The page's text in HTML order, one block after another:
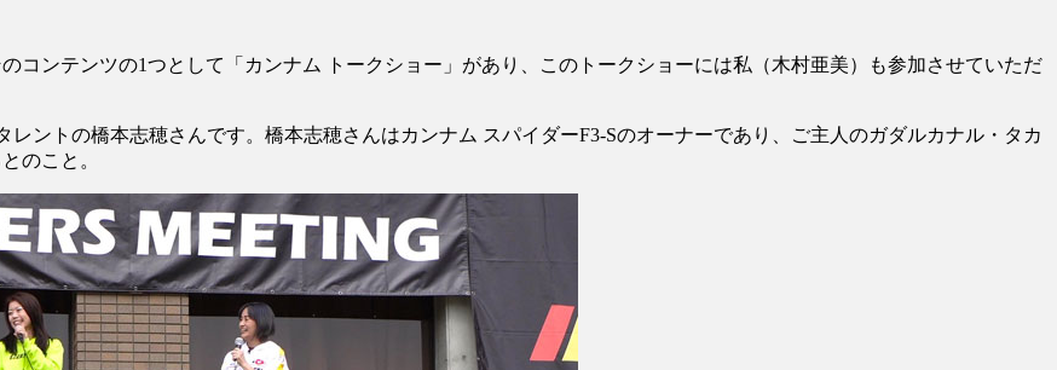
コンテンツの1つとして「カンナム トークショー」があり、このトークショーには私（木村亜美）も参加させていただ
ントの橋本志穂さんです。橋本志穂さんはカンナム スパイダーF3-Sのオーナーであり、ご主人のガダルカナル・タカ
のこと。